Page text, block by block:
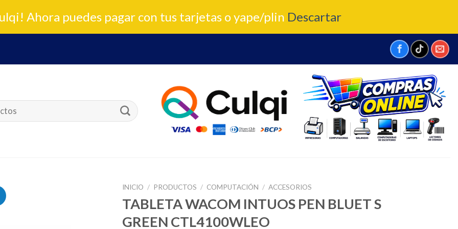
Ahora puedes pagar con tus tarjetas o yape/plin Descartar
INICIO / PRODUCTOS / COMPUTACIÓN / ACCESORIOS
TABLETA WACOM INTUOS PEN BLUET S
GREEN CTL4100WLEO